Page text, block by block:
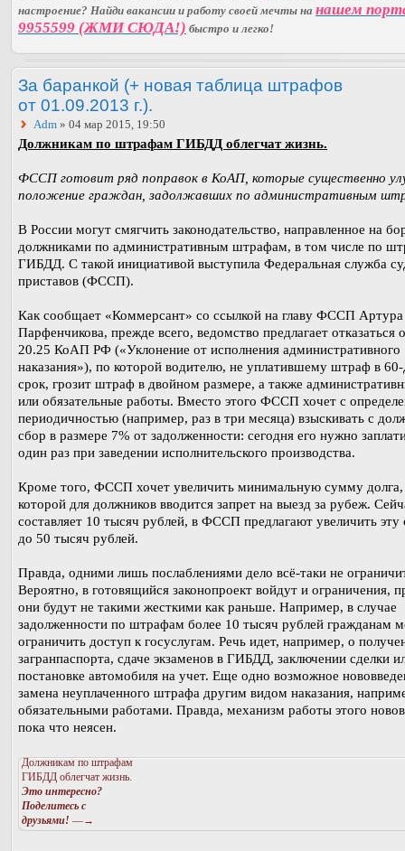
настроение? Найди вакансии и работу своей мечты на нашем
9955599 (ЖМИ СЮДА!) быстро и легко!
За баранкой (+ новая таблица штрафов
от 01.09.2013 г.).
Adm » 04 мар 2015, 19:50
Должникам по штрафам ГИБДД облегчат жизнь.
ФССП готовит ряд поправок в КоАП, которые существенно
положение граждан, задолжавших по административным
В России могут смягчить законодательство, направленное на
должниками по административным штрафам, в том числе по
ГИБДД. С такой инициативой выступила Федеральная служба
приставов (ФССП).
Как сообщает «Коммерсант» со ссылкой на главу ФССП Артура
Парфенчикова, прежде всего, ведомство предлагает отказаться
20.25 КоАП РФ («Уклонение от исполнения административного
наказания»), по которой водителю, не уплатившему штраф в
срок, грозит штраф в двойном размере, а также
или обязательные работы. Вместо этого ФССП хочет с
периодичностью (например, раз в три месяца) взыскивать с
сбор в размере 7% от задолженности: сегодня его нужно
один раз при заведении исполнительского производства.
Кроме того, ФССП хочет увеличить минимальную сумму
которой для должников вводится запрет на выезд за рубеж.
составляет 10 тысяч рублей, в ФССП предлагают увеличить
до 50 тысяч рублей.
Правда, одними лишь послаблениями дело всё-таки не
Вероятно, в готовящийся законопроект войдут и ограничения,
они будут не такими жесткими как раньше. Например, в случае
задолженности по штрафам более 10 тысяч рублей гражданам
ограничить доступ к госуслугам. Речь идет, например, о
загранпаспорта, сдаче экзаменов в ГИБДД, заключении сделки
постановке автомобиля на учет. Еще одно возможное
замена неуплаченного штрафа другим видом наказания,
обязательными работами. Правда, механизм работы этого
пока что неясен.
Должникам по штрафам
ГИБДД облегчат жизнь.
Это интересно?
Поделитесь с
друзьями! —→